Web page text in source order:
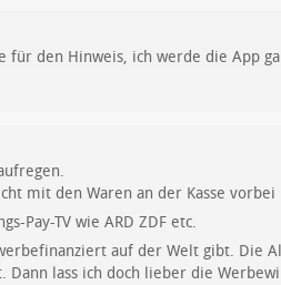
für den Hinweis, ich werde die App
mit den Waren an der Kasse
Pay-TV wie ARD ZDF etc.
auf der Welt gibt. Die
lass ich doch lieber die